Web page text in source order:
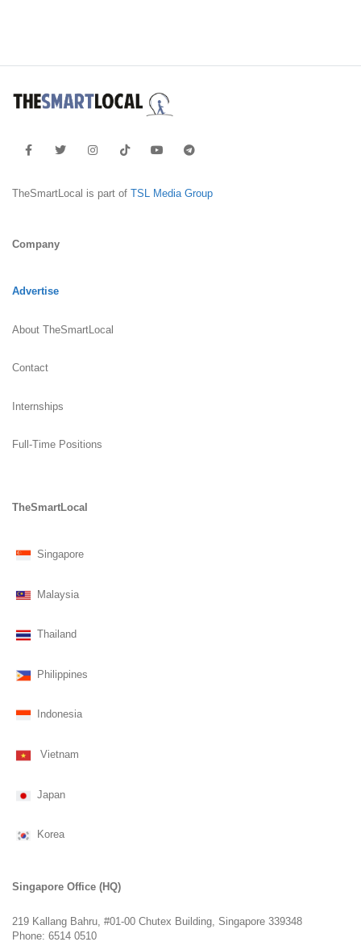
TheSmartLocal is part of TSL Media Group
Company
Advertise
About TheSmartLocal
Contact
Internships
Full-Time Positions
TheSmartLocal
Singapore
Malaysia
Thailand
Philippines
Indonesia
Vietnam
Japan
Korea
Singapore Office (HQ)
219 Kallang Bahru, #01-00 Chutex Building, Singapore 339348
Phone: 6514 0510